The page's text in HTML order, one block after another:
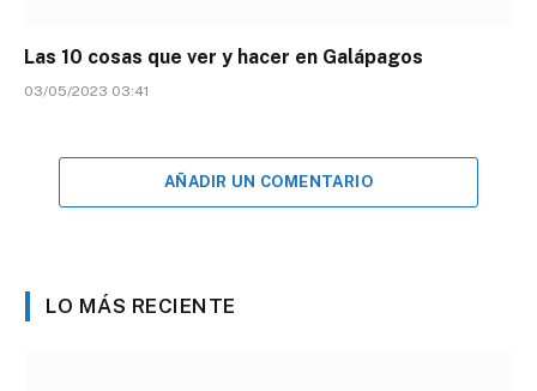
Las 10 cosas que ver y hacer en Galápagos
03/05/2023 03:41
AÑADIR UN COMENTARIO
LO MÁS RECIENTE